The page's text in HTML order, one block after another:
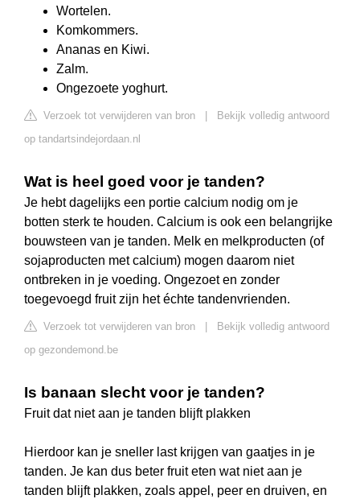
Wortelen.
Komkommers.
Ananas en Kiwi.
Zalm.
Ongezoete yoghurt.
Verzoek tot verwijderen van bron
Bekijk volledig antwoord
op tandartsindejordaan.nl
Wat is heel goed voor je tanden?
Je hebt dagelijks een portie calcium nodig om je
botten sterk te houden. Calcium is ook een belangrijke
bouwsteen van je tanden. Melk en melkproducten (of
sojaproducten met calcium) mogen daarom niet
ontbreken in je voeding. Ongezoet en zonder
toegevoegd fruit zijn het échte tandenvrienden.
Verzoek tot verwijderen van bron
Bekijk volledig antwoord
op gezondemond.be
Is banaan slecht voor je tanden?
Fruit dat niet aan je tanden blijft plakken
Hierdoor kan je sneller last krijgen van gaatjes in je
tanden. Je kan dus beter fruit eten wat niet aan je
tanden blijft plakken, zoals appel, peer en druiven, en